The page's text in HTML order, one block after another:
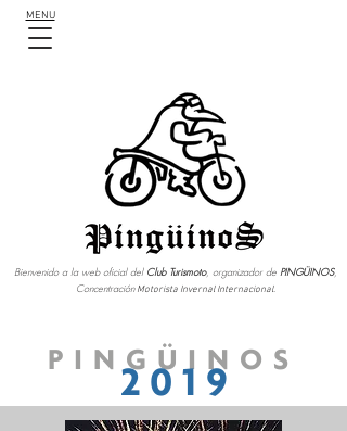
MENU
Bienvenido a la web oficial del Club Turismoto, organizador de PINGÜINOS,
ConcentraciónMotorista Invernal Internacional.
PINGÜINOS
2 0 1 9